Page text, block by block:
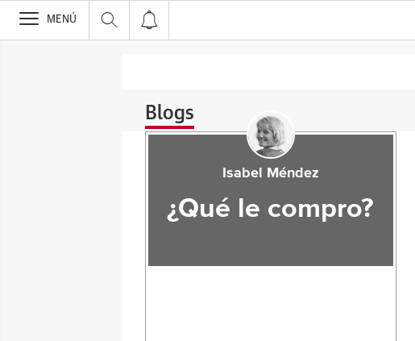
>
MENÚ
Blogs
Isabel Méndez
¿Qué le compro?